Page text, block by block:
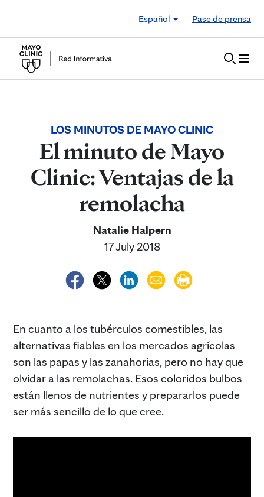
Español
Pase de prensa
LOS MINUTOS DE MAYO CLINIC
El minuto de Mayo
Clinic: Ventajas de la
remolacha
Natalie Halpern
17 July 2018
En cuanto a los tubérculos comestibles, las
alternativas fiables en los mercados agrícolas
son las papas y las zanahorias, pero no hay que
olvidar a las remolachas. Esos coloridos bulbos
están llenos de nutrientes y prepararlos puede
ser más sencillo de lo que cree.